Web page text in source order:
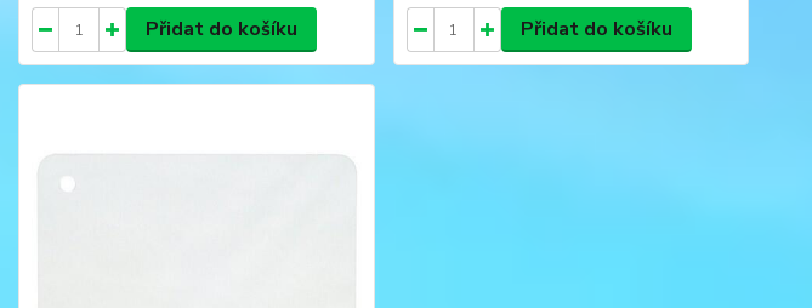
Přidat do košíku Přidat do košíku